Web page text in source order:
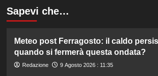
Sapevi che…
Meteo post Ferragosto: il caldo
quando si fermerà questa ondata?
Redazione 9 Agosto 2026 : 11:35